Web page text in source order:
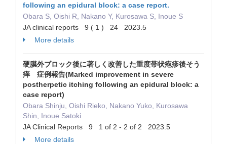
following an epidural block: a case report.
Obara S, Oishi R, Nakano Y, Kurosawa S, Inoue S
JA clinical reports 9 ( 1 ) 24 2023.5
More details
硬膜外ブロック後に著しく改善した重度帯状疱疹後そう
痒 症例報告(Marked improvement in severe
postherpetic itching following an epidural block: a
case report)
Obara Shinju, Oishi Rieko, Nakano Yuko, Kurosawa
Shin, Inoue Satoki
JA Clinical Reports 9 1 of 2 - 2 of 2 2023.5
More details